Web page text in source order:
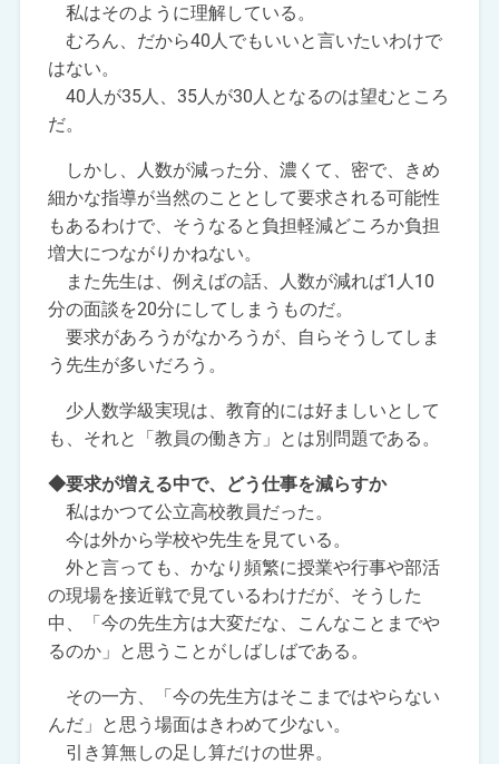
私はそのように理解している。
むろん、だから40人でもいいと言いたいわけで
はない。
40人が35人、35人が30人となるのは望むところ
だ。
しかし、人数が減った分、濃くて、密で、きめ
細かな指導が当然のこととして要求される可能性
もあるわけで、そうなると負担軽減どころか負担
増大につながりかねない。
また先生は、例えばの話、人数が減れば1人10
分の面談を20分にしてしまうものだ。
要求があろうがなかろうが、自らそうしてしま
う先生が多いだろう。
少人数学級実現は、教育的には好ましいとして
も、それと「教員の働き方」とは別問題である。
◆要求が増える中で、どう仕事を減らすか
私はかつて公立高校教員だった。
今は外から学校や先生を見ている。
外と言っても、かなり頻繁に授業や行事や部活
の現場を接近戦で見ているわけだが、そうした
中、「今の先生方は大変だな、こんなことまでや
るのか」と思うことがしばしばである。
その一方、「今の先生方はそこまではやらない
んだ」と思う場面はきわめて少ない。
引き算無しの足し算だけの世界。